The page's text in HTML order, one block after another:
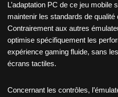
L’adaptation PC de ce jeu mobile
maintenir les standards de qualité
Contrairement aux autres
optimise spécifiquement les
expérience gaming fluide, sans
écrans tactiles.
Concernant les contrôles,